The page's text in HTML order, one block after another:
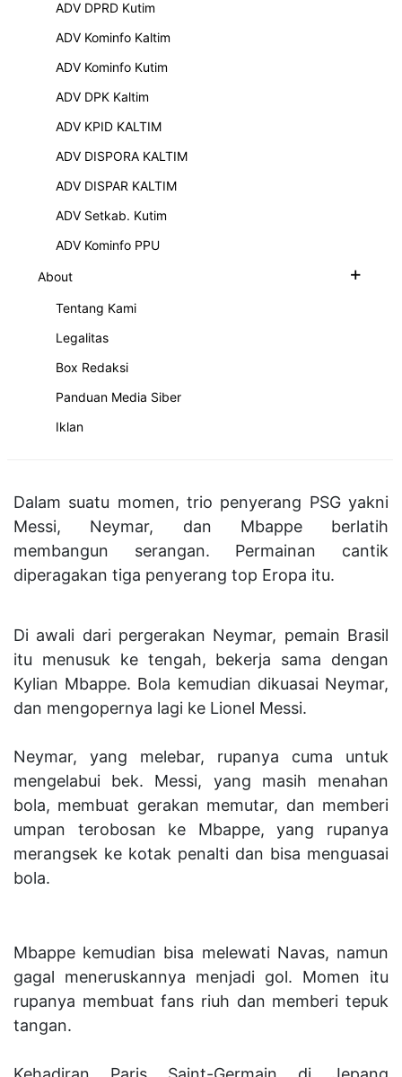
ADV DPRD Kutim
ADV Kominfo Kaltim
ADV Kominfo Kutim
ADV DPK Kaltim
ADV KPID KALTIM
ADV DISPORA KALTIM
ADV DISPAR KALTIM
ADV Setkab. Kutim
ADV Kominfo PPU
About +
Tentang Kami
Legalitas
Box Redaksi
Panduan Media Siber
Iklan
FOTO : Paris Saint-Germain sedang berlatih di Jepang.
TITIKWARTA.COM - Tokyo -
sedang berlatih di Jepang. Momen Lionel Messi,
Neymar, dan Kylian Mbappe membangun
latih tanding dengan beberapa tim J League.
Pada Senin (18/7), PSG bahkan sudah memulai
Ground, Tokyo, Jepang. Sederet bintang utama
berlatih terbuka di depan fans yang memadati
tribune.
Dalam suatu momen, trio penyerang PSG yakni
Messi, Neymar, dan Mbappe berlatih
membangun serangan. Permainan cantik
diperagakan tiga penyerang top Eropa itu.
Di awali dari pergerakan Neymar, pemain Brasil
itu menusuk ke tengah, bekerja sama dengan
Kylian Mbappe. Bola kemudian dikuasai Neymar,
dan mengopernya lagi ke Lionel Messi.
Neymar, yang melebar, rupanya cuma untuk
mengelabui bek. Messi, yang masih menahan
bola, membuat gerakan memutar, dan memberi
umpan terobosan ke Mbappe, yang rupanya
merangsek ke kotak penalti dan bisa menguasai
bola.
Mbappe kemudian bisa melewati Navas, namun
gagal meneruskannya menjadi gol. Momen itu
rupanya membuat fans riuh dan memberi tepuk
tangan.